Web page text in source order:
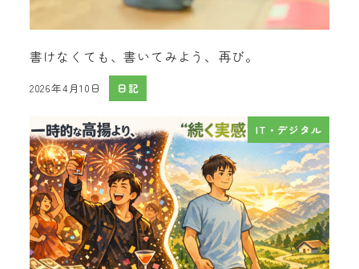
書けなくても、書いてみよう、再び。
投稿日
2026年4月10日 日記
IT・デジタル